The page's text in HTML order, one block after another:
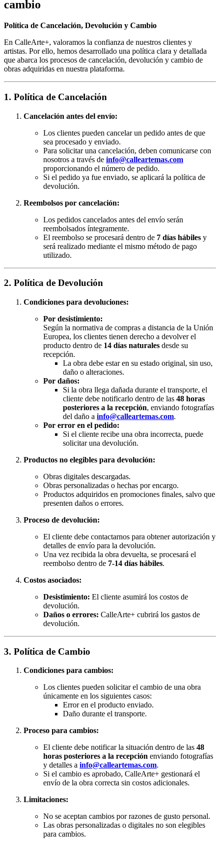
cambio
Política de Cancelación, Devolución y Cambio
En CalleArte+, valoramos la confianza de nuestros clientes y
artistas. Por ello, hemos desarrollado una política clara y detallada
que abarca los procesos de cancelación, devolución y cambio de
obras adquiridas en nuestra plataforma.
1. Política de Cancelación
Cancelación antes del envío:
Los clientes pueden cancelar un pedido antes de que
sea procesado y enviado.
Para solicitar una cancelación, deben comunicarse con
nosotros a través de info@calleartemas.com
proporcionando el número de pedido.
Si el pedido ya fue enviado, se aplicará la política de
devolución.
Reembolsos por cancelación:
Los pedidos cancelados antes del envío serán
reembolsados íntegramente.
El reembolso se procesará dentro de 7 días hábiles y
será realizado mediante el mismo método de pago
utilizado.
2. Política de Devolución
Condiciones para devoluciones:
Por desistimiento:
Según la normativa de compras a distancia de la Unión
Europea, los clientes tienen derecho a devolver el
producto dentro de 14 días naturales desde su
recepción.
La obra debe estar en su estado original, sin uso,
daño o alteraciones.
Por daños:
Si la obra llega dañada durante el transporte, el
cliente debe notificarlo dentro de las 48 horas
posteriores a la recepción, enviando fotografías
del daño a info@calleartemas.com.
Por error en el pedido:
Si el cliente recibe una obra incorrecta, puede
solicitar una devolución.
Productos no elegibles para devolución:
Obras digitales descargadas.
Obras personalizadas o hechas por encargo.
Productos adquiridos en promociones finales, salvo que
presenten daños o errores.
Proceso de devolución:
El cliente debe contactarnos para obtener autorización y
detalles de envío para la devolución.
Una vez recibida la obra devuelta, se procesará el
reembolso dentro de 7-14 días hábiles.
Costos asociados:
Desistimiento: El cliente asumirá los costos de
devolución.
Daños o errores: CalleArte+ cubrirá los gastos de
devolución.
3. Política de Cambio
Condiciones para cambios:
Los clientes pueden solicitar el cambio de una obra
únicamente en los siguientes casos:
Error en el producto enviado.
Daño durante el transporte.
Proceso para cambios:
El cliente debe notificar la situación dentro de las 48
horas posteriores a la recepción enviando fotografías
y detalles a info@calleartemas.com.
Si el cambio es aprobado, CalleArte+ gestionará el
envío de la obra correcta sin costos adicionales.
Limitaciones:
No se aceptan cambios por razones de gusto personal.
Las obras personalizadas o digitales no son elegibles
para cambios.